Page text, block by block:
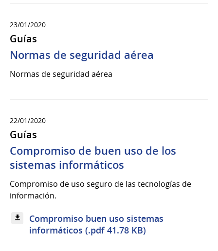
23/01/2020
Guías
Normas de seguridad aérea
Normas de seguridad aérea
22/01/2020
Guías
Compromiso de buen uso de los
sistemas informáticos
Compromiso de uso seguro de las tecnologías de
información.
Compromiso buen uso sistemas
informáticos (.pdf 41.78 KB)